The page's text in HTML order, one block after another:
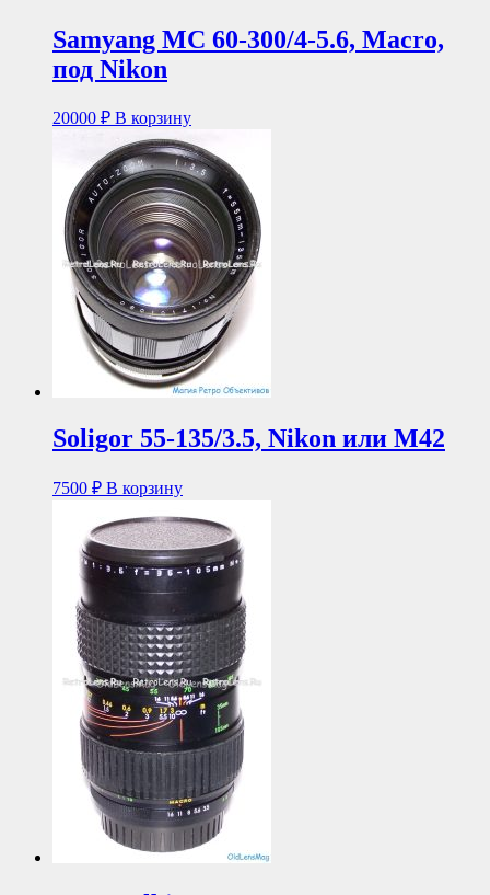
Samyang MC 60-300/4-5.6, Macro,
под Nikon
20000 ₽ В корзину
Soligor 55-135/3.5, Nikon или М42
7500 ₽ В корзину